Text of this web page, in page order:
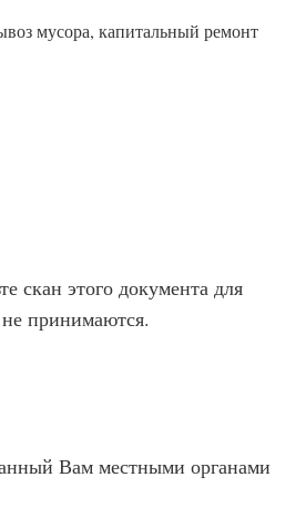
мусора, капитальный ремонт
скан этого документа для
принимаются.
Вам местными органами